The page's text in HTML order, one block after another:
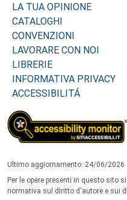
LA TUA OPINIONE
CATALOGHI
CONVENZIONI
LAVORARE CON NOI
LIBRERIE
INFORMATIVA PRIVACY
ACCESSIBILITÁ
Ultimo aggiornamento: 24/06/2026
Per le opere presenti in questo sito
normativa sul diritto d'autore e sui